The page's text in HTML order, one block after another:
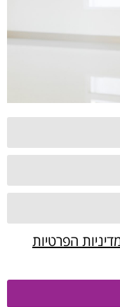
הפרטיות